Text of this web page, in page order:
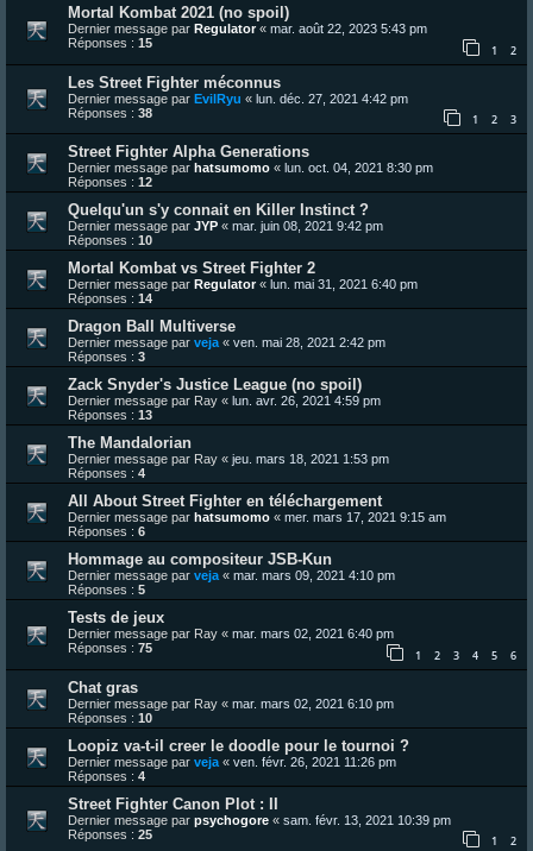
Mortal Kombat 2021 (no spoil)
Dernier message par Regulator« mar. août 22, 2023 5:43 pm
Réponses : 15 1 2
Les Street Fighter méconnus
Dernier message par EvilRyu « lun. déc. 27, 2021 4:42 pm
Réponses : 38 1 2 3
Street Fighter Alpha Generations
Dernier message par hatsumomo « lun. oct. 04, 2021 8:30 pm
Réponses : 12
Quelqu'un s'y connait en Killer Instinct ?
Dernier message par JYP « mar. juin 08, 2021 9:42 pm
Réponses : 10
Mortal Kombat vs Street Fighter 2
Dernier message par Regulator« lun. mai 31, 2021 6:40 pm
Réponses : 14
Dragon Ball Multiverse
Dernier message par veja « ven. mai 28, 2021 2:42 pm
Réponses : 3
Zack Snyder's Justice League (no spoil)
Dernier message par Ray « lun. avr. 26, 2021 4:59 pm
Réponses : 13
The Mandalorian
Dernier message par Ray « jeu. mars 18, 2021 1:53 pm
Réponses : 4
All About Street Fighter en téléchargement
Dernier message par hatsumomo « mer. mars 17, 2021 9:15 am
Réponses : 6
Hommage au compositeur JSB-Kun
Dernier message par veja « mar. mars 09, 2021 4:10 pm
Réponses : 5
Tests de jeux
Dernier message par Ray « mar. mars 02, 2021 6:40 pm
Réponses : 75 1 2 3 4 5 6
Chat gras
Dernier message par Ray « mar. mars 02, 2021 6:10 pm
Réponses : 10
Loopiz va-t-il creer le doodle pour le tournoi ?
Dernier message par veja « ven. févr. 26, 2021 11:26 pm
Réponses : 4
Street Fighter Canon Plot : II
Dernier message par psychogore « sam. févr. 13, 2021 10:39 pm
Réponses : 25 1 2